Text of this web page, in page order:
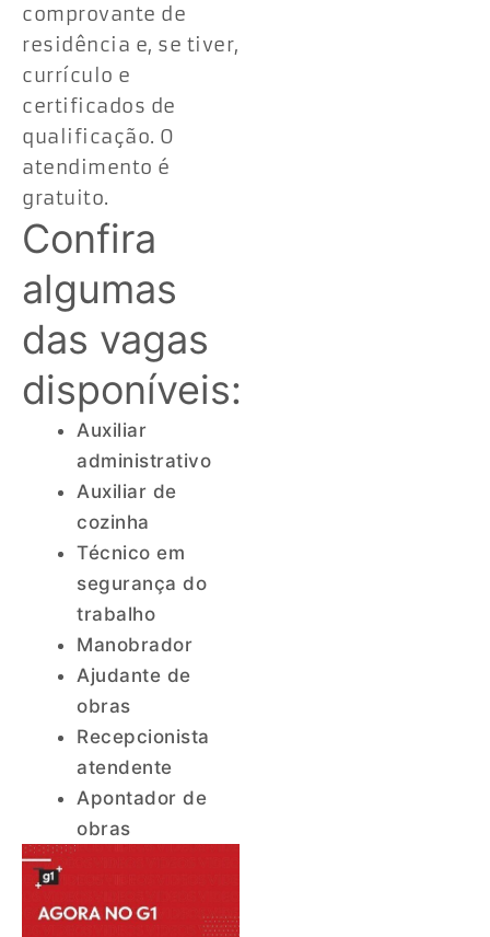
comprovante de
residência e, se tiver,
currículo e
certificados de
qualificação. O
atendimento é
gratuito.
Confira
algumas
das vagas
disponíveis:
Auxiliar
administrativo
Auxiliar de
cozinha
Técnico em
segurança do
trabalho
Manobrador
Ajudante de
obras
Recepcionista
atendente
Apontador de
obras